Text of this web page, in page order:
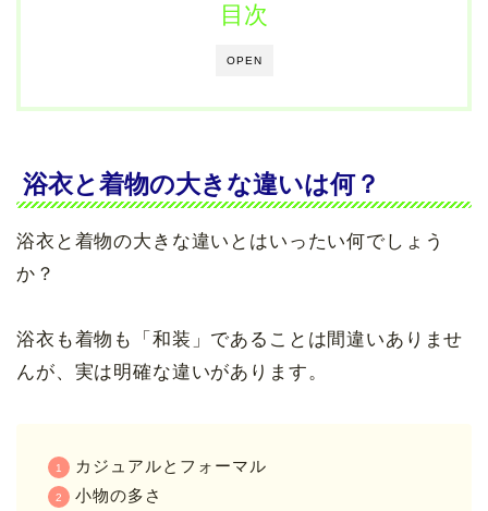
OPEN
目次
浴衣と着物の大きな違いは何？
浴衣と着物の大きな違いとはいったい何でしょう
か？
浴衣も着物も「和装」であることは間違いありませ
んが、実は明確な違いがあります。
カジュアルとフォーマル
小物の多さ